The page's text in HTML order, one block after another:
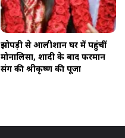
झोपड़ी से आलीशान घर में पहुंचीं
मोनालिसा, शादी के बाद फरमान
संग की श्रीकृष्ण की पूजा